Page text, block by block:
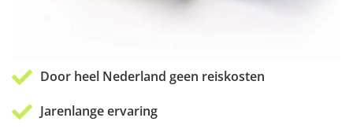
Door heel Nederland geen reiskosten
Jarenlange ervaring